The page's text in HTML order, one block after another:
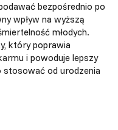
bezpośrednio po
wpływ na wyższą
młodych.
który poprawia
i powoduje lepszy
stosować od urodzenia